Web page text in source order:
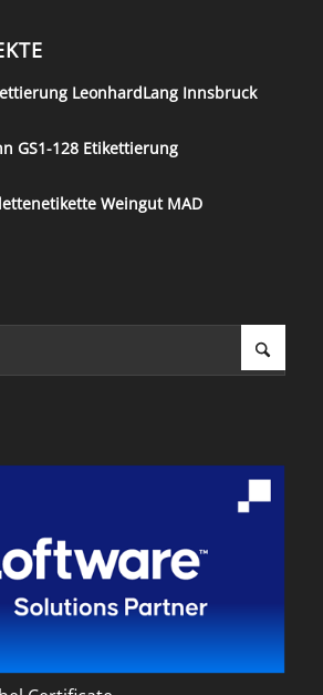
LeonhardLang Innsbruck
GS1-128 Etikettierung
Weingut MAD